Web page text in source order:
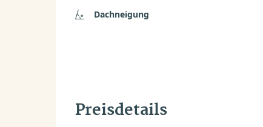
Dachneigung
Preisdetails